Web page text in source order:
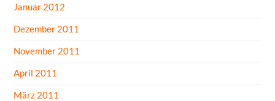
Januar 2012
Dezember 2011
November 2011
April 2011
März 2011